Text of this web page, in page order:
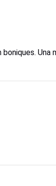
Una